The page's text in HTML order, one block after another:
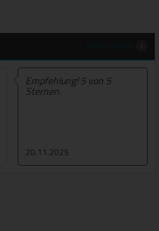
20.11.2025
Empfehlung! 5 von 5
Sternen.